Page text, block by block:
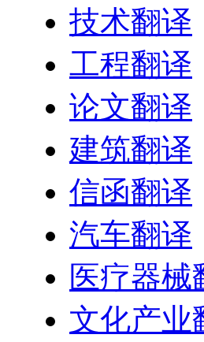
技术翻译
工程翻译
论文翻译
建筑翻译
信函翻译
汽车翻译
医疗器械
文化产业